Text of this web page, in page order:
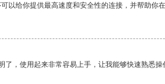
以给你提供最高速度和安全性的连接，并帮助你在
了，使用起来非常容易上手，让我能够快速熟悉